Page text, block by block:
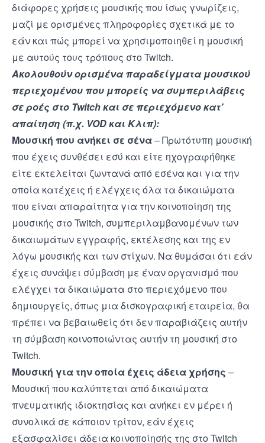
διάφορες χρήσεις μουσικής που ίσως γνωρίζεις,
μαζί με ορισμένες πληροφορίες σχετικά με το
εάν και πώς μπορεί να χρησιμοποιηθεί η μουσική
με αυτούς τους τρόπους στο Twitch.
Ακολουθούν ορισμένα παραδείγματα μουσικού
περιεχομένου που μπορείς να συμπεριλάβεις
σε ροές στο Twitch και σε περιεχόμενο κατ’
απαίτηση (π.χ. VOD και Κλιπ):
Μουσική που ανήκει σε σένα– Πρωτότυπη μουσική
που έχεις συνθέσει εσύ και είτε ηχογραφήθηκε
είτε εκτελείται ζωντανά από εσένα και για την
οποία κατέχεις ή ελέγχεις όλα τα δικαιώματα
που είναι απαραίτητα για την κοινοποίηση της
μουσικής στο Twitch, συμπεριλαμβανομένων των
δικαιωμάτων εγγραφής, εκτέλεσης και της εν
λόγω μουσικής και των στίχων. Να θυμάσαι ότι εάν
έχεις συνάψει σύμβαση με έναν οργανισμό που
ελέγχει τα δικαιώματα στο περιεχόμενο που
δημιουργείς, όπως μια δισκογραφική εταιρεία, θα
πρέπει να βεβαιωθείς ότι δεν παραβιάζεις αυτήν
τη σύμβαση κοινοποιώντας αυτήν τη μουσική στο
Twitch.
Μουσική για την οποία έχεις άδεια χρήσης –
Μουσική που καλύπτεται από δικαιώματα
πνευματικής ιδιοκτησίας και ανήκει εν μέρει ή
συνολικά σε κάποιον τρίτον, εάν έχεις
εξασφαλίσει άδεια κοινοποίησής της στο Twitch